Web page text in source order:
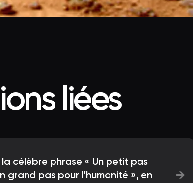
liées
célèbre phrase « Un petit pas
grand pas pour l’humanité », en
→